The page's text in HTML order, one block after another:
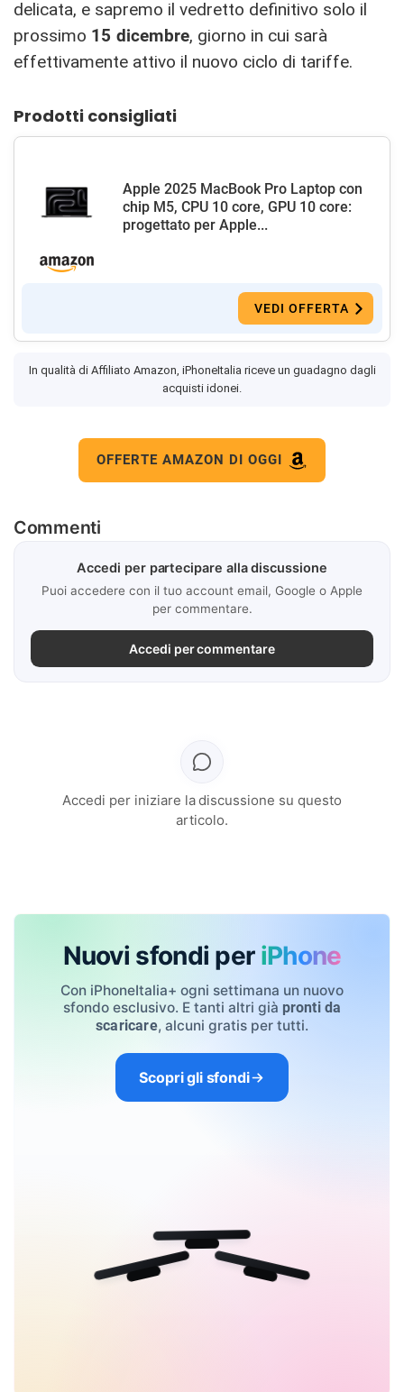
delicata, e sapremo il vedretto definitivo solo il
prossimo 15 dicembre, giorno in cui sarà
effettivamente attivo il nuovo ciclo di tariffe.
Prodotti consigliati
Apple 2025 MacBook Pro Laptop con
chip M5, CPU 10 core, GPU 10 core:
progettato per Apple...
VEDI OFFERTA
In qualità di Affiliato Amazon, iPhoneItalia riceve un guadagno dagli
acquisti idonei.
OFFERTE AMAZON DI OGGI
Commenti
Accedi per partecipare alla discussione
Puoi accedere con il tuo account email, Google o Apple
per commentare.
Accedi per commentare
Accedi per iniziare la discussione su questo
articolo.
Nuovi sfondi per iPhone
Con iPhoneItalia+ ogni settimana un nuovo
sfondo esclusivo. E tanti altri già pronti da
scaricare, alcuni gratis per tutti.
Scopri gli sfondi